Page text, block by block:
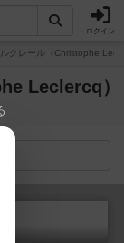
ログイン
ルクレール（Christophe
Leclercq）